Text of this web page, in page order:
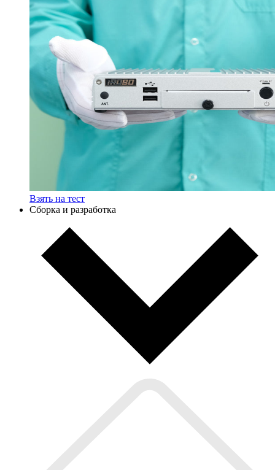
Взять на тест
Сборка и разработка